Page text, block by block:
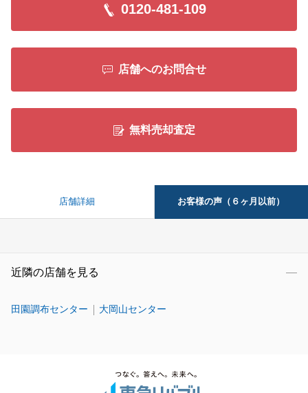
0120-481-109
店舗へのお問合せ
無料売却査定
店舗詳細 お客様の声（６ヶ月以前）
近隣の店舗を見る
田園調布センター 大岡山センター